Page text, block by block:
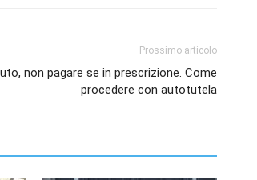
Prossimo articolo
non pagare se in prescrizione. Come
procedere con autotutela